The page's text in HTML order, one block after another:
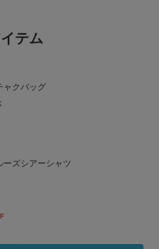
テム
ャクバッグ
ーズシアーシャツ